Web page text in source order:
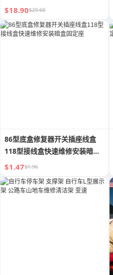
内藏
$18.90$29.68
86型底盒修复器开关插座线盒
118型接线盒快速维修安装暗盒
固定座
$1.47$1.96